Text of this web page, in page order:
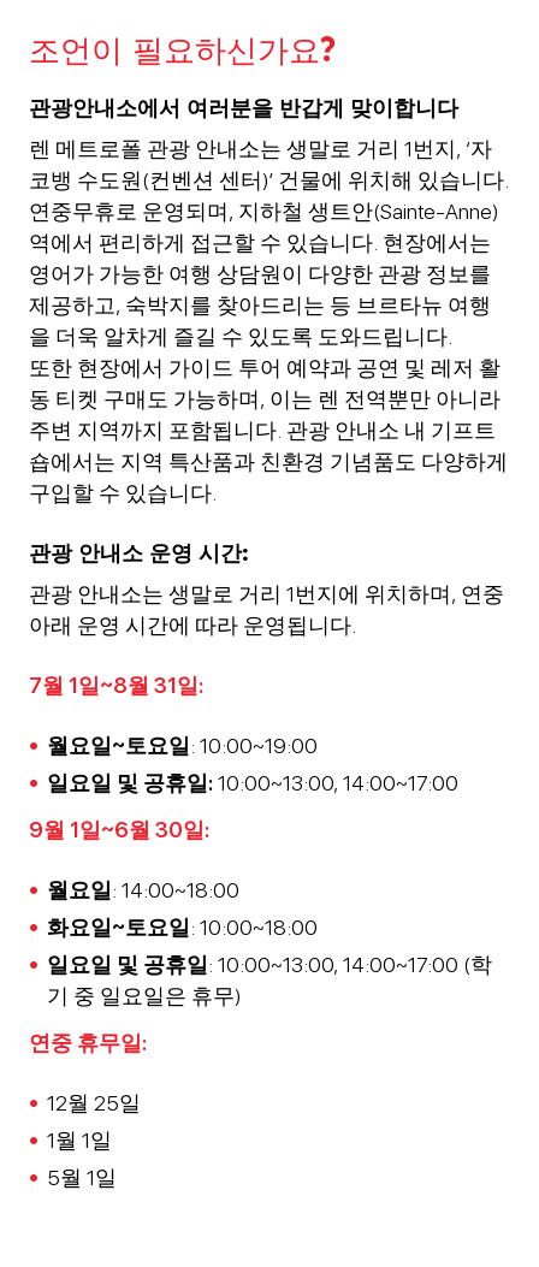
조언이 필요하신가요?
관광안내소에서 여러분을 반갑게 맞이합니다
렌 메트로폴 관광 안내소는 생말로 거리 1번지, ‘자
코뱅 수도원(컨벤션 센터)’ 건물에 위치해 있습니다.
연중무휴로 운영되며, 지하철 생트안(Sainte-Anne)
역에서 편리하게 접근할 수 있습니다. 현장에서는
영어가 가능한 여행 상담원이 다양한 관광 정보를
제공하고, 숙박지를 찾아드리는 등 브르타뉴 여행
을 더욱 알차게 즐길 수 있도록 도와드립니다.
또한 현장에서 가이드 투어 예약과 공연 및 레저 활
동 티켓 구매도 가능하며, 이는 렌 전역뿐만 아니라
주변 지역까지 포함됩니다. 관광 안내소 내 기프트
숍에서는 지역 특산품과 친환경 기념품도 다양하게
구입할 수 있습니다.
관광 안내소 운영 시간:
관광 안내소는 생말로 거리 1번지에 위치하며, 연중
아래 운영 시간에 따라 운영됩니다.
7월 1일~8월 31일:
월요일~토요일: 10:00~19:00
일요일 및 공휴일:10:00~13:00, 14:00~17:00
9월 1일~6월 30일:
월요일: 14:00~18:00
화요일~토요일: 10:00~18:00
일요일 및 공휴일: 10:00~13:00, 14:00~17:00 (학
기 중 일요일은 휴무)
연중 휴무일:
12월 25일
1월 1일
5월 1일